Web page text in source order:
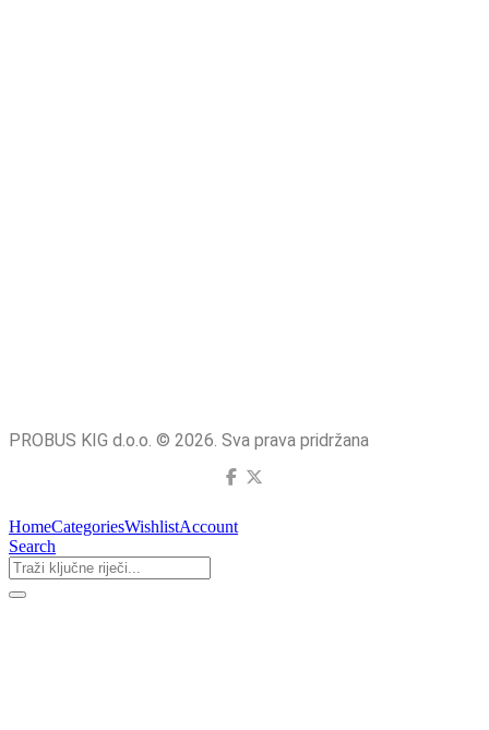
PROBUS KIG d.o.o. © 2026. Sva prava pridržana
HomeCategoriesWishlistAccount
Search